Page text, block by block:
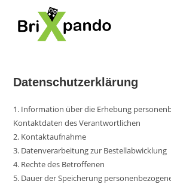
Inhalt
Datenschutzerklärung
1. Information über die Erhebung
Kontaktdaten des Verantwortlichen
2. Kontaktaufnahme
3. Datenverarbeitung zur Bestellabwicklung
4. Rechte des Betroffenen
5. Dauer der Speicherung